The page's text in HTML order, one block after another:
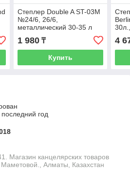
Степлер Double A ST-03M
№24/6, 26/6,
металлический 30-35 л
1 980₸
Купить
4
год
Магазин канцелярских товаров
Алматы, Казахстан